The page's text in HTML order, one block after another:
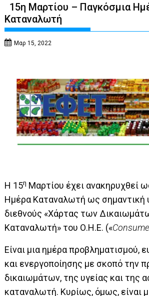
15η Μαρτίου – Παγκόσμια
Καταναλωτή
Μαρ 15, 2022
Η 15η Μαρτίου έχει ανακηρυχθεί
Ημέρα Καταναλωτή ως σημαντική
διεθνούς «Χάρτας των
Καταναλωτή» του Ο.Η.Ε. («
Είναι μια ημέρα προβληματισμού,
και ενεργοποίησης με σκοπό την
δικαιωμάτων, της υγείας και της
καταναλωτή. Κυρίως, όμως, είναι